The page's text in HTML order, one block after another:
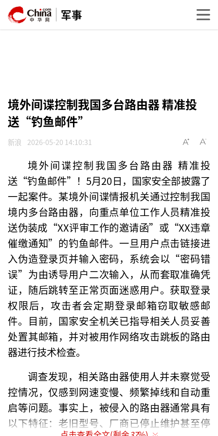
军事
境外间谍控制我国多台路由器 精准投
送“钓鱼邮件”
新浪 2026-05-20 14:10:31
境外间谍控制我国多台路由器 精准投
送“钓鱼邮件”！5月20日，国家安全部披露了
一起案件。某境外间谍情报机关通过控制我国
境内多台路由器，向重点单位工作人员精准投
送伪装成“XX评审工作的邀请函”或“XX违章
催缴通知”的钓鱼邮件。一旦用户点击链接进
入伪造登录页并输入密码，系统会以“密码错
误”为由诱导用户二次输入，从而套取准确凭
证，随后跳转至正常页面迷惑用户。获取登录
权限后，攻击者会定期登录邮箱窃取敏感邮
件。目前，国家安全机关已指导相关人员妥善
处置其邮箱，并对被用作网络攻击跳板的路由
器进行技术检查。
调查发现，相关路由器使用人并未察觉受
控情况，仅感到网速变慢、频繁掉线和自动重
启等问题。事实上，被侵入的路由器通常具有
以下特征：老旧型号、厂商已停止维护甚至停